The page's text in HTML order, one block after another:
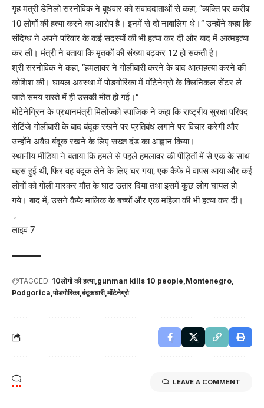
गृह मंत्री डेनिलो सरनोविक ने बुधवार को संवाददाताओं से कहा, “व्यक्ति पर करीब
10 लोगों की हत्या करने का आरोप है। इनमें से दो नाबालिग थे।” उन्होंने कहा कि
संदिग्ध ने अपने परिवार के कई सदस्यों की भी हत्या कर दी और बाद में आत्महत्या
कर ली। मंत्री ने बताया कि मृतकों की संख्या बढ़कर 12 हो सकती है।
श्री सरनोविक ने कहा, “हमलावर ने गोलीबारी करने के बाद आत्महत्या करने की
कोशिश की। घायल अवस्था में पोडगोरिका में मोंटेनेग्रो के क्लिनिकल सेंटर ले
जाते समय रास्ते में ही उसकी मौत हो गई।”
मोंटेनेग्रिन के प्रधानमंत्री मिलोज्को स्पाजिक ने कहा कि राष्ट्रीय सुरक्षा परिषद
सेटिंजे गोलीबारी के बाद बंदूक रखने पर प्रतिबंध लगाने पर विचार करेगी और
उन्होंने अवैध बंदूक रखने के लिए सख्त दंड का आह्वान किया।
स्थानीय मीडिया ने बताया कि हमले से पहले हमलावर की पीड़ितों में से एक के साथ
बहस हुई थी, फिर वह बंदूक लेने के लिए घर गया, एक कैफे में वापस आया और कई
लोगों को गोली मारकर मौत के घाट उतार दिया तथा इसमें कुछ लोग घायल हो
गये। बाद में, उसने कैफे मालिक के बच्चों और एक महिला की भी हत्या कर दी।
,
लाइव 7
TAGGED: 10लोगों की हत्या gunman kills 10 people Montenegro
Podgorica पोडगोरिका बंदूकधारी मोंटेनेग्रो
LEAVE A COMMENT